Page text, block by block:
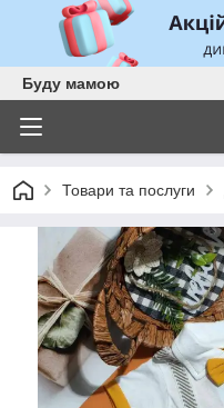
Буду мамою
Товари та послуги